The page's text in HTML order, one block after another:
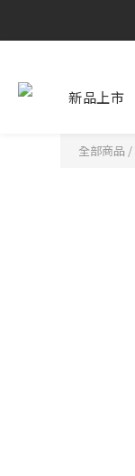
新品上市
全部商品 /